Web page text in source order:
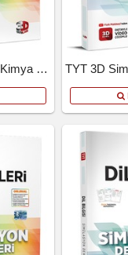
TYT 3D Simülasyon Kimya Denemeleri